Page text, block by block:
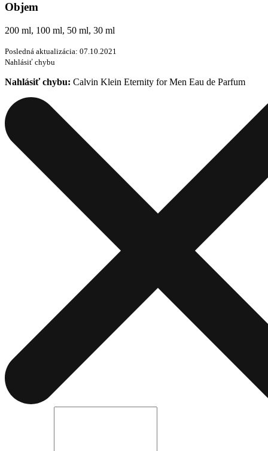
Objem
200 ml, 100 ml, 50 ml, 30 ml
Posledná aktualizácia: 07.10.2021
Nahlásiť chybu
Nahlásiť chybu: Calvin Klein Eternity for Men Eau de Parfum